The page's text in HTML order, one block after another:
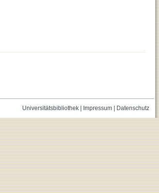
Universitätsbibliothek| Impressum| Datenschutz